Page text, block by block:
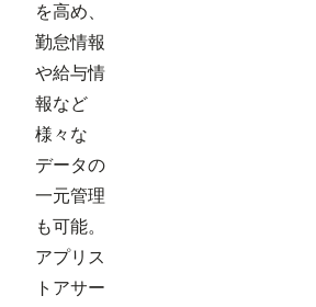
を高め、
勤怠情報
や給与情
報など
様々な
データの
一元管理
も可能。
アプリス
トアサー